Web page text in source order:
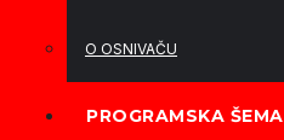
O OSNIVAČU
PROGRAMSKA ŠEMA